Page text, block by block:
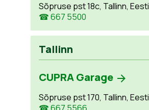
Sõpruse pst 18c, Tallinn, Eesti
☎ 667 5500
Tallinn
CUPRA Garage
Sõpruse pst 170, Tallinn, Eesti